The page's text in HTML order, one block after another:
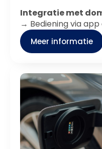
Integratie met
→ Bediening via
Meer informatie